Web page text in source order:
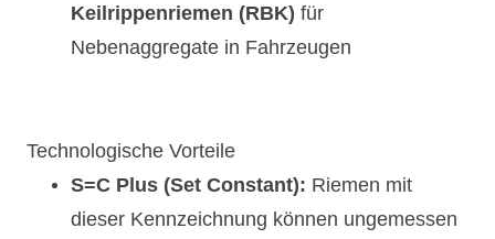
Keilrippenriemen (RBK) für
Nebenaggregate in Fahrzeugen
Technologische Vorteile
S=C Plus (Set Constant): Riemen mit
dieser Kennzeichnung können ungemessen